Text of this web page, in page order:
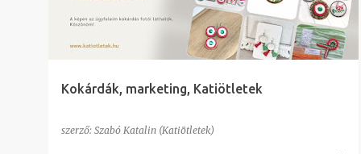
Kokárdák, marketing, Katiötletek
szerző: Szabó Katalin (Katiötletek)